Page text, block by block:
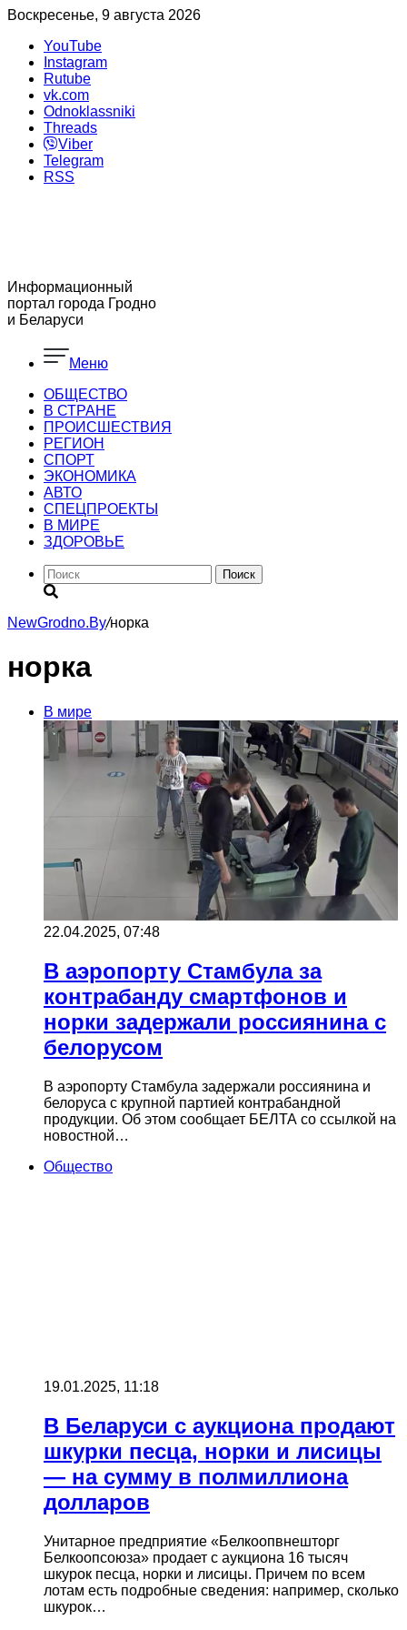
Воскресенье, 9 августа 2026
YouTube
Instagram
Rutube
vk.com
Odnoklassniki
Threads
Viber
Telegram
RSS
Информационный
портал города Гродно
и Беларуси
Меню
ОБЩЕСТВО
В СТРАНЕ
ПРОИСШЕСТВИЯ
РЕГИОН
CПОРТ
ЭКОНОМИКА
АВТО
СПЕЦПРОЕКТЫ
В МИРЕ
ЗДОРОВЬЕ
Поиск
NewGrodno.By/норка
норка
В мире
22.04.2025, 07:48
В аэропорту Стамбула за
контрабанду смартфонов и
норки задержали россиянина с
белорусом
В аэропорту Стамбула задержали россиянина и
белоруса с крупной партией контрабандной
продукции. Об этом сообщает БЕЛТА со ссылкой на
новостной…
Общество
19.01.2025, 11:18
В Беларуси с аукциона продают
шкурки песца, норки и лисицы
— на сумму в полмиллиона
долларов
Унитарное предприятие «Белкоопвнешторг
Белкоопсоюза» продает с аукциона 16 тысяч
шкурок песца, норки и лисицы. Причем по всем
лотам есть подробные сведения: например, сколько
шкурок…